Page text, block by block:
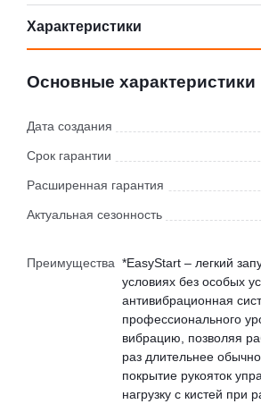
Характеристики
Основные характеристики
Дата создания
Срок гарантии
Расширенная гарантия
Актуальная сезонность
Преимущества *EasyStart – легкий
условиях без особых
антивибрационная
профессионального
вибрацию, позволяя
раз длительнее
покрытие рукояток
нагрузку с кистей при